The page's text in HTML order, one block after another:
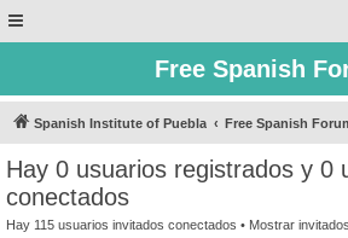
Free Spanish
Spanish Institute of Puebla Free Spanish
Hay 0 usuarios registrados y 0
conectados
Hay 115 usuarios invitados conectados • Mostrar invitados